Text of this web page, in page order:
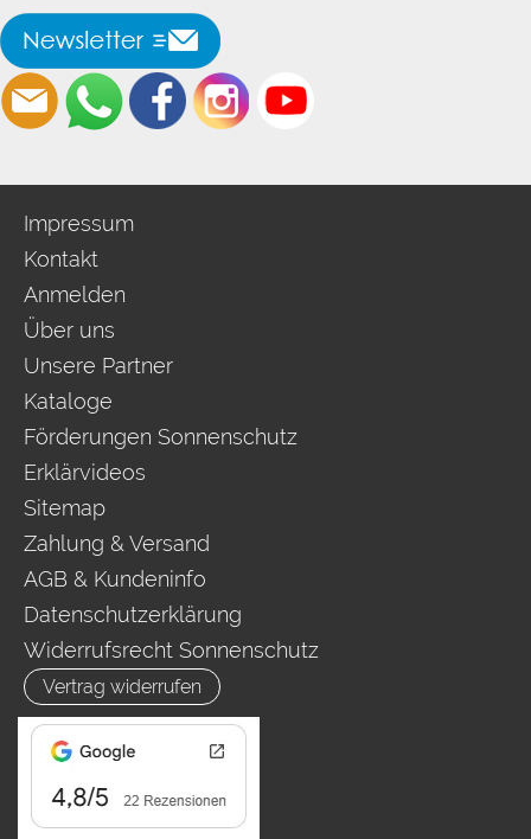
Impressum
Kontakt
Anmelden
Über uns
Unsere Partner
Kataloge
Förderungen Sonnenschutz
Erklärvideos
Sitemap
Zahlung & Versand
AGB & Kundeninfo
Datenschutzerklärung
Widerrufsrecht Sonnenschutz
Vertrag widerrufen